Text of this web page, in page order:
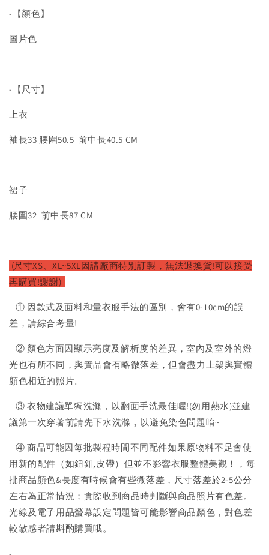
-【顏色】
圖片色
-【尺寸】
上衣
袖長33 腰圍50.5 前中長40.5 CM
裙子
腰圍32 前中長87 CM
(尺寸XS、XL~5XL因請廠商特別訂製，無法退換貨!可以接受
再購買!謝謝)
① 因款式及面料和量衣服手法的區別，會有0-10cm的誤
差，請綜合考量!
② 顏色方面因顯示亮度及解析度的差異，室內及室外的燈
光也有所不同，與實品會有略微落差，但會盡力上架與實體
顏色相近的照片。
③ 衣物建議單獨洗滌，以翻面手洗最佳喔!(勿用熱水)並建
議第一次穿著前請先下水洗滌，以避免染色問題唷~
④ 商品可能因每批製程時間不同配件如果原物料不足會使
用新的配件（如鈕釦,皮帶）但並不影響衣服整體美觀！，每
批商品顏色&長度有時候會有些微落差，尺寸落差於2-5公分
左右為正常情況；實際收到商品時判斷與商品照片有色差。
光線及電子用品螢幕設定問題皆可能影響商品顏色，對色差
較敏感者請斟酌購買哦。